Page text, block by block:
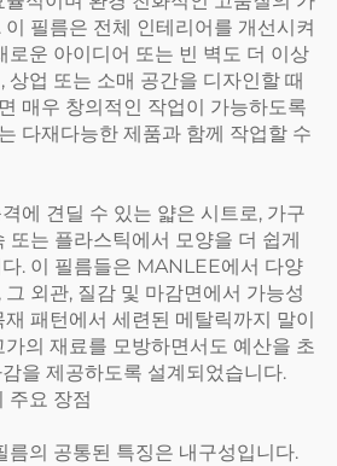
필름은 전체 인테리어를 개선시켜
로운 아이디어 또는 빈 벽도 더 이상
상업 또는 소매 공간을 디자인할 때
매우 창의적인 작업이 가능하도록
다재다능한 제품과 함께 작업할 수
에 견딜 수 있는 얇은 시트로, 가구
또는 플라스틱에서 모양을 더 쉽게
. 이 필름들은 MANLEE에서 다양
외관, 질감 및 마감면에서 가능성
패턴에서 세련된 메탈릭까지 말이
의 재료를 모방하면서도 예산을 초
을 제공하도록 설계되었습니다.
주요 장점
의 공통된 특징은 내구성입니다.